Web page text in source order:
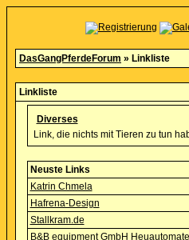
DasGangPferdeForum » Linkliste
Linkliste
Diverses
Link, die nichts mit Tieren zu tun
Neuste Links
Katrin Chmela
Hafrena-Design
Stallkram.de
B&B equipment GmbH